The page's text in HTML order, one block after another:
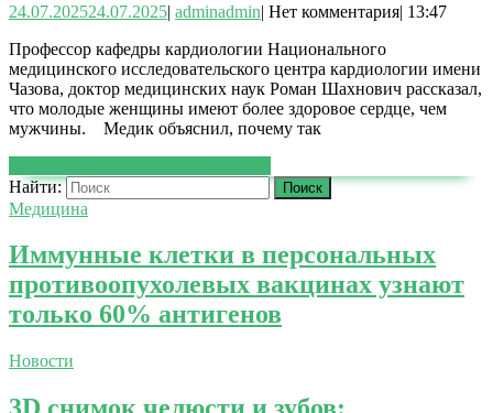
24.07.202524.07.2025| adminadmin| Нет комментария| 13:47
Профессор кафедры кардиологии Национального
медицинского исследовательского центра кардиологии имени
Чазова, доктор медицинских наук Роман Шахнович рассказал,
что молодые женщины имеют более здоровое сердце, чем
мужчины. Медик объяснил, почему так
Найти:
Медицина
Иммунные клетки в персональных
противоопухолевых вакцинах узнают
только 60% антигенов
Новости